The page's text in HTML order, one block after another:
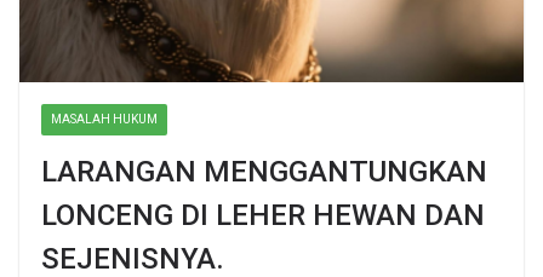
MASALAH HUKUM
LARANGAN MENGGANTUNGKAN
LONCENG DI LEHER HEWAN DAN
SEJENISNYA.